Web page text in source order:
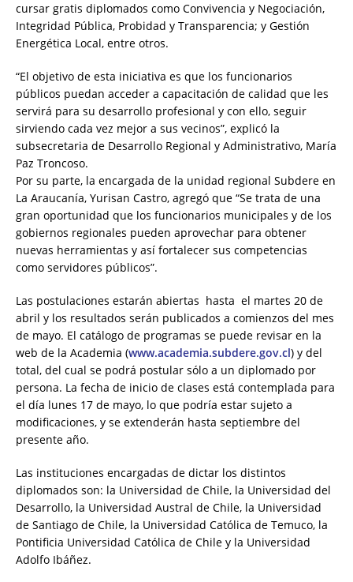
cursar gratis diplomados como Convivencia y Negociación,
Integridad Pública, Probidad y Transparencia; y Gestión
Energética Local, entre otros.
“El objetivo de esta iniciativa es que los funcionarios
públicos puedan acceder a capacitación de calidad que les
servirá para su desarrollo profesional y con ello, seguir
sirviendo cada vez mejor a sus vecinos”, explicó la
subsecretaria de Desarrollo Regional y Administrativo, María
Paz Troncoso.
Por su parte, la encargada de la unidad regional Subdere en
La Araucanía, Yurisan Castro, agregó que “Se trata de una
gran oportunidad que los funcionarios municipales y de los
gobiernos regionales pueden aprovechar para obtener
nuevas herramientas y así fortalecer sus competencias
como servidores públicos”.
Las postulaciones estarán abiertas hasta el martes 20 de
abril y los resultados serán publicados a comienzos del mes
de mayo. El catálogo de programas se puede revisar en la
web de la Academia (www.academia.subdere.gov.cl) y del
total, del cual se podrá postular sólo a un diplomado por
persona. La fecha de inicio de clases está contemplada para
el día lunes 17 de mayo, lo que podría estar sujeto a
modificaciones, y se extenderán hasta septiembre del
presente año.
Las instituciones encargadas de dictar los distintos
diplomados son: la Universidad de Chile, la Universidad del
Desarrollo, la Universidad Austral de Chile, la Universidad
de Santiago de Chile, la Universidad Católica de Temuco, la
Pontificia Universidad Católica de Chile y la Universidad
Adolfo Ibáñez.